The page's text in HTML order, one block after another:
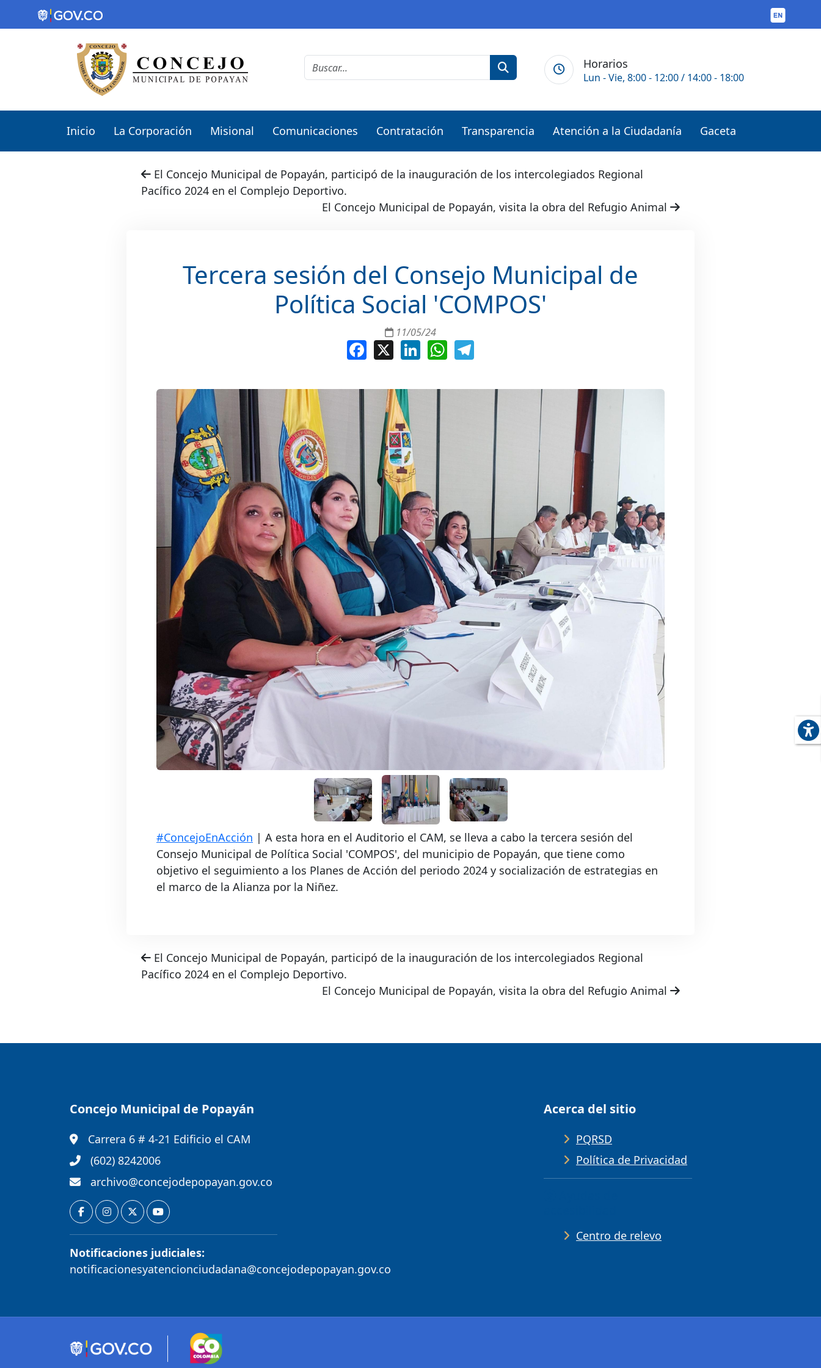
Horarios
Lun - Vie, 8:00 - 12:00 / 14:00 - 18:00
Inicio La Corporación Misional Comunicaciones Contratación Transparencia Atención a la Ciudadanía Gaceta
El Concejo Municipal de Popayán, participó de la inauguración de los intercolegiados Regional
Pacífico 2024 en el Complejo Deportivo.
El Concejo Municipal de Popayán, visita la obra del Refugio Animal
Tercera sesión del Consejo Municipal de
Política Social 'COMPOS'
11/05/24
Facebook LinkedInWhatsApp
#ConcejoEnAcción | A esta hora en el Auditorio el CAM, se lleva a cabo la tercera sesión del
Consejo Municipal de Política Social 'COMPOS', del municipio de Popayán, que tiene como
objetivo el seguimiento a los Planes de Acción del periodo 2024 y socialización de estrategias en
el marco de la Alianza por la Niñez.
El Concejo Municipal de Popayán, participó de la inauguración de los intercolegiados Regional
Pacífico 2024 en el Complejo Deportivo.
El Concejo Municipal de Popayán, visita la obra del Refugio Animal
Concejo Municipal de Popayán
Carrera 6 # 4-21 Edificio el CAM
(602) 8242006
archivo@concejodepopayan.gov.co
Notificaciones judiciales:
notificacionesyatencionciudadana@concejodepopayan.gov.co
Acerca del sitio
PQRSD
Política de Privacidad
Centro de relevo